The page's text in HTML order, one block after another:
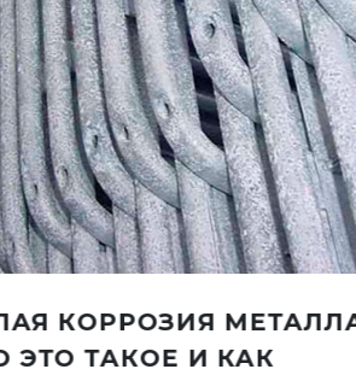
МЕТАЛЛА-
И КАК